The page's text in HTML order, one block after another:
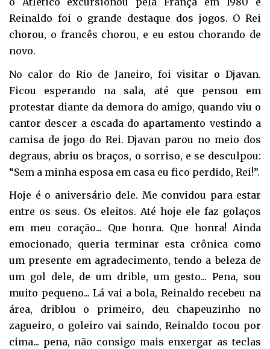
Reinaldo foi o grande destaque dos jogos. O Rei
chorou, o francês chorou, e eu estou chorando de
novo.
No calor do Rio de Janeiro, foi visitar o Djavan.
Ficou esperando na sala, até que pensou em
protestar diante da demora do amigo, quando viu o
cantor descer a escada do apartamento vestindo a
camisa de jogo do Rei. Djavan parou no meio dos
degraus, abriu os braços, o sorriso, e se desculpou:
“Sem a minha esposa em casa eu fico perdido, Rei!”.
Hoje é o aniversário dele. Me convidou para estar
entre os seus. Os eleitos. Até hoje ele faz golaços
em meu coração... Que honra. Que honra! Ainda
emocionado, queria terminar esta crônica como
um presente em agradecimento, tendo a beleza de
um gol dele, de um drible, um gesto... Pena, sou
muito pequeno... Lá vai a bola, Reinaldo recebeu na
área, driblou o primeiro, deu chapeuzinho no
zagueiro, o goleiro vai saindo, Reinaldo tocou por
cima... pena, não consigo mais enxergar as teclas